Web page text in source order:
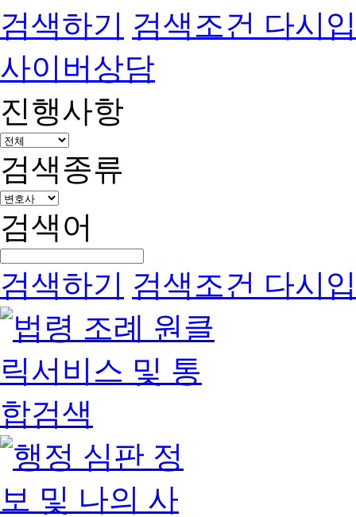
검색하기 검색조건 다시
사이버상담
진행사항
검색종류
검색어
검색하기 검색조건 다시